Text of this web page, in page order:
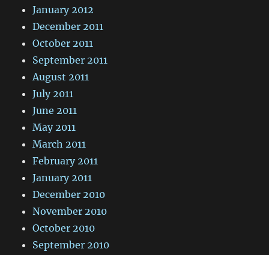
January 2012
December 2011
October 2011
September 2011
August 2011
July 2011
June 2011
May 2011
March 2011
February 2011
January 2011
December 2010
November 2010
October 2010
September 2010